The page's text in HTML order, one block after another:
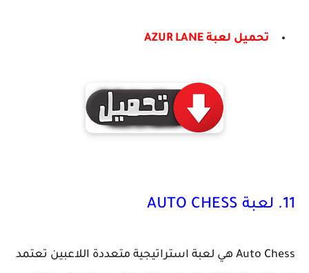
تحميل لعبة AZUR LANE
11. لعبة AUTO CHESS
Auto Chess هي لعبة استراتيجية متعددة اللاعبين تعتمد